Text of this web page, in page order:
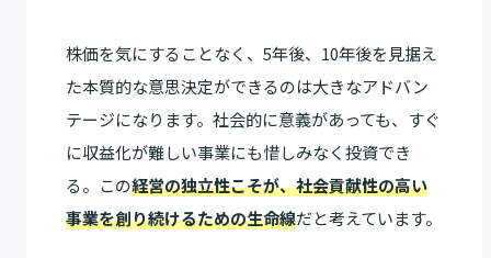
株価を気にすることなく、5年後、10年後を見据え
た本質的な意思決定ができるのは大きなアドバン
テージになります。社会的に意義があっても、すぐ
に収益化が難しい事業にも惜しみなく投資でき
る。この経営の独立性こそが、社会貢献性の高い
事業を創り続けるための生命線だと考えています。